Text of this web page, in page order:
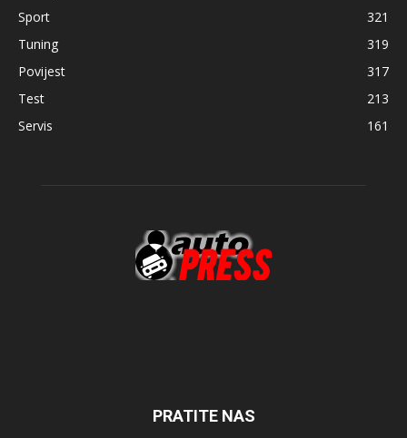
Sport
321
Tuning
319
Povijest
317
Test
213
Servis
161
PRATITE NAS